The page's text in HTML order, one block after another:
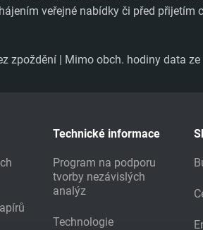
veřejné nabídky či před
zpoždění | Mimo obch. hodiny data
Technické informace
Program na podporu
tvorby nezávislých
analýz
Technologie